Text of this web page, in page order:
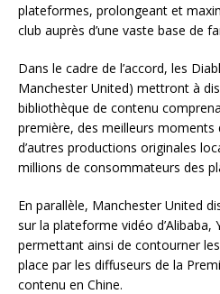
plateformes, prolongeant et
club auprès d’une vaste base de
Dans le cadre de l’accord, les
Manchester United) mettront à
bibliothèque de contenu
première, des meilleurs moments
d’autres productions originales
millions de consommateurs des
En parallèle, Manchester United
sur la plateforme vidéo d’Alibaba,
permettant ainsi de contourner
place par les diffuseurs de la
contenu en Chine.